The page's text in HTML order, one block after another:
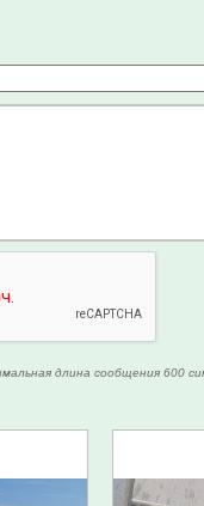
длина сообщения 600